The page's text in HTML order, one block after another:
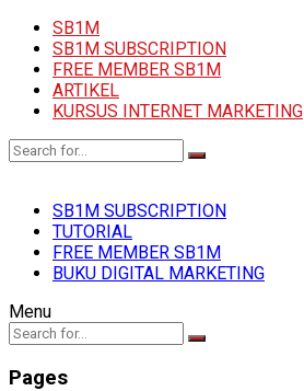
SB1M
SB1M SUBSCRIPTION
FREE MEMBER SB1M
ARTIKEL
KURSUS INTERNET MARKETING
SB1M SUBSCRIPTION
TUTORIAL
FREE MEMBER SB1M
BUKU DIGITAL MARKETING
Menu
Pages